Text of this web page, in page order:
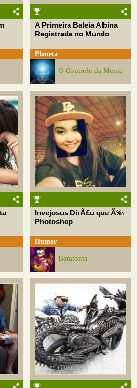
A Primeira Baleia Albina
Registrada no Mundo
Planeta
O Controle da Mente
Invejosos DirÃ£o que Ã‰
Photoshop
Humor
Baratonta